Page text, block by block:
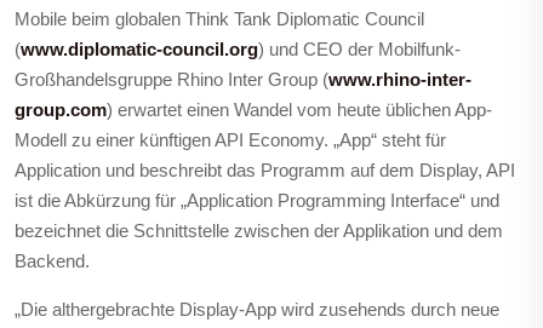
Mobile beim globalen Think Tank Diplomatic Council
(www.diplomatic-council.org) und CEO der Mobilfunk-
Großhandelsgruppe Rhino Inter Group (www.rhino-inter-
group.com) erwartet einen Wandel vom heute üblichen App-
Modell zu einer künftigen API Economy. „App“ steht für
Application und beschreibt das Programm auf dem Display, API
ist die Abkürzung für „Application Programming Interface“ und
bezeichnet die Schnittstelle zwischen der Applikation und dem
Backend.
„Die althergebrachte Display-App wird zusehends durch neue